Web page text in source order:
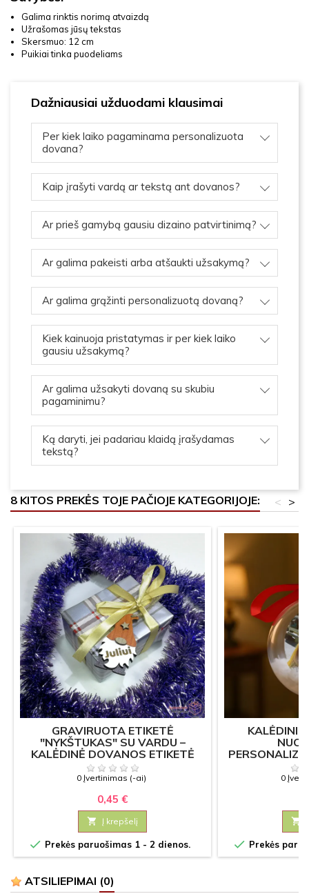
Galima rinktis norimą atvaizdą
Užrašomas jūsų tekstas
Skersmuo: 12 cm
Puikiai tinka puodeliams
Dažniausiai užduodami klausimai
Per kiek laiko pagaminama personalizuota
dovana?
Kaip įrašyti vardą ar tekstą ant dovanos?
Ar prieš gamybą gausiu dizaino patvirtinimą?
Ar galima pakeisti arba atšaukti užsakymą?
Ar galima grąžinti personalizuotą dovaną?
Kiek kainuoja pristatymas ir per kiek laiko
gausiu užsakymą?
Ar galima užsakyti dovaną su skubiu
pagaminimu?
Ką daryti, jei padariau klaidą įrašydamas
tekstą?
8 KITOS PREKĖS TOJE PAČIOJE KATEGORIJOJE: >
<
GRAVIRUOTA ETIKETĖ
"NYKŠTUKAS" SU VARDU –
KALĖDINĖ DOVANOS ETIKETĖ
0 Įvertinimas (-ai)
0,45 €
 Į krepšelį
 Prekės paruošimas 1 - 2 dienos.
0

 Prekės
ATSILIEPIMAI (0)